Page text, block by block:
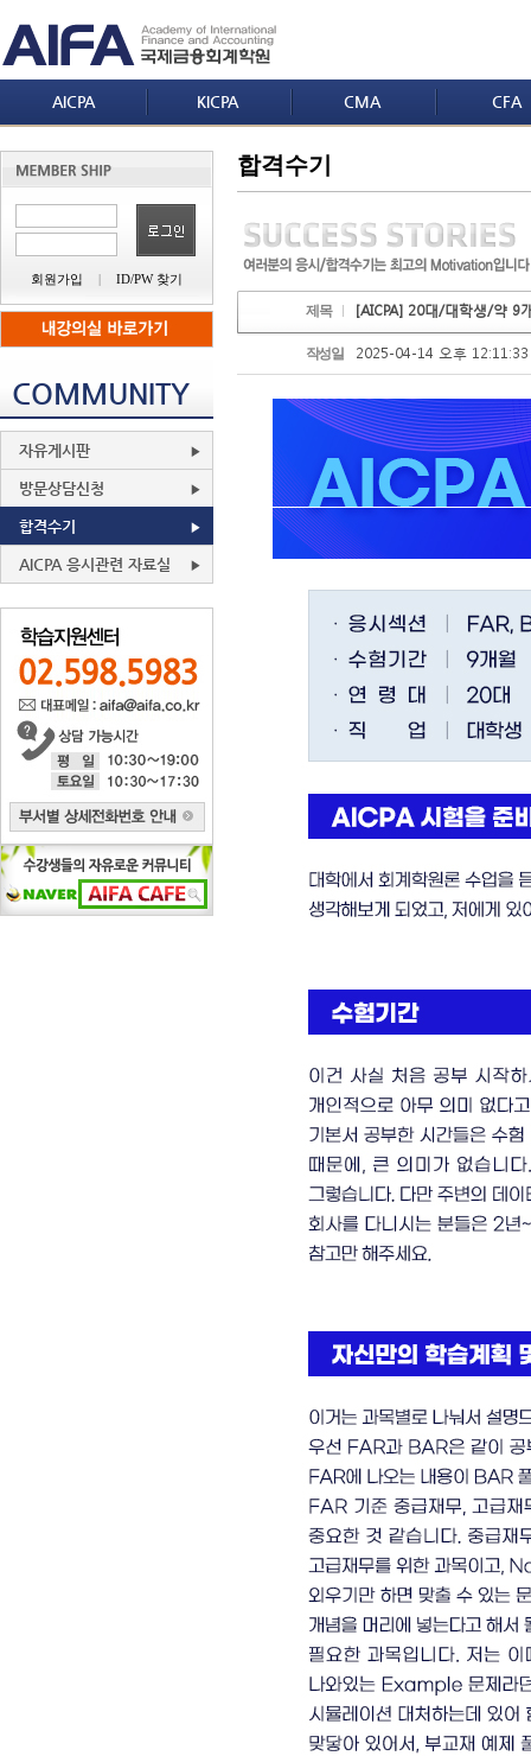
AICPA KICPA CMA CFA
회원가입 | ID/PW 찾기
COMMUNITY
자유게시판
방문상담신청
합격수기
AICPA 응시관련 자료실
합격수기
제목 [AICPA] 20대/대학생/약 9
작성일 2025-04-14 오후 12:11:33